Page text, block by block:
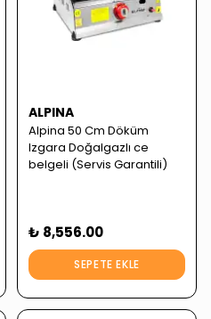
ALPINA
Alpina 50 Cm Döküm
Izgara Doğalgazlı ce
belgeli (Servis Garantili)
₺ 8,556.00
SEPETE EKLE